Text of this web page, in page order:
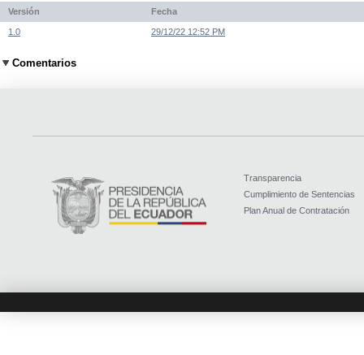
Versión Fecha
1.0 29/12/22 12:52 PM
Comentarios
Transparencia
Cumplimiento de Sentencias
Plan Anual de Contratación